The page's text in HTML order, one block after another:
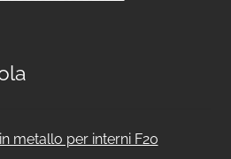
metallo per interni F20